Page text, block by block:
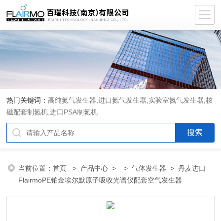
热门关键词： 高纯氮气发生器,进口氮气发生器,实验室氮气发生器,核
磁配套制氮机,进口PSA制氮机
当前位置：首页 > 产品中心 > >气体发生器 > 丹麦进口
FlairmoPE铂金埃尔默原子吸收光谱仪配套空气发生器